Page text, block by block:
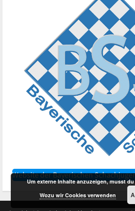
Website der Bayerischen
Um externe Inhalte anzuzeigen, musst
Wozu wir Cookies verwenden